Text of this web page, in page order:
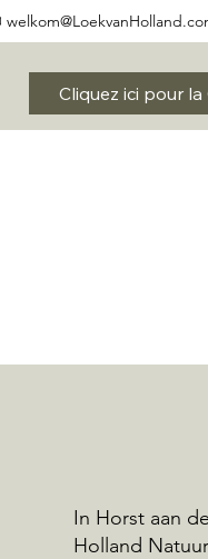
Cliquez ici pour la
In Horst aan
Holland